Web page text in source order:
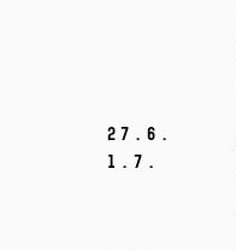
27. 6.
1. 7.